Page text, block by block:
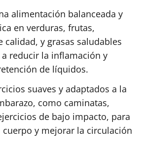
alimentación balanceada y
en verduras, frutas,
calidad, y grasas saludables
reducir la inflamación y
de líquidos.
suaves y adaptados a la
como caminatas,
de bajo impacto, para
y mejorar la circulación